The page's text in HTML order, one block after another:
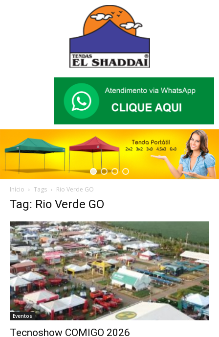
Início Tags Rio Verde GO
Tag: Rio Verde GO
Eventos
Tecnoshow COMIGO 2026